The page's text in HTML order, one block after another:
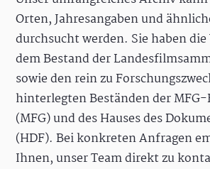
Orten, Jahresangaben und
durchsucht werden. Sie haben
dem Bestand der
sowie den rein zu
hinterlegten Beständen der
(MFG) und des Hauses des
(HDF). Bei konkreten Anfragen
Ihnen, unser Team direkt zu